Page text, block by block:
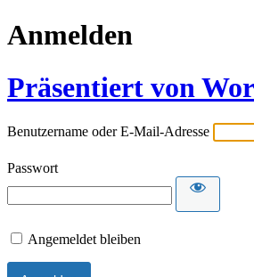
Anmelden
Präsentiert von
Benutzername oder E-Mail-Adresse
Passwort
Angemeldet bleiben